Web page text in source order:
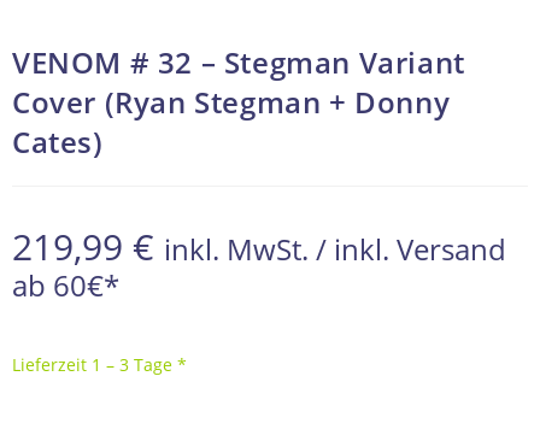
VENOM # 32 – Stegman Variant
Cover (Ryan Stegman + Donny
Cates)
219,99 € inkl. MwSt. / inkl. Versand
ab 60€*
Lieferzeit 1 – 3 Tage *